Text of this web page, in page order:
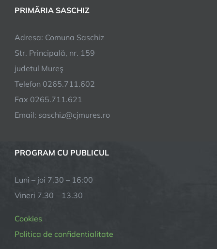
PRIMĂRIA SASCHIZ
Adresa: Comuna Saschiz
Str. Principală, nr. 159
judetul Mureş
Telefon 0265.711.602
Fax 0265.711.621
Email: saschiz@cjmures.ro
PROGRAM CU PUBLICUL
Luni – joi 7.30 – 16:00
Vineri 7.30 – 13.30
Cookies
Politica de confidentialitate